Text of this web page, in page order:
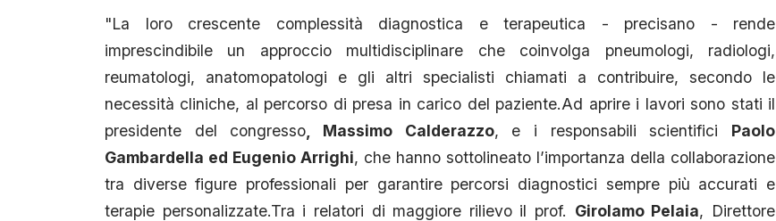
"La loro crescente complessità diagnostica e terapeutica - precisano - rende
imprescindibile un approccio multidisciplinare che coinvolga pneumologi, radiologi,
reumatologi, anatomopatologi e gli altri specialisti chiamati a contribuire, secondo le
necessità cliniche, al percorso di presa in carico del paziente.Ad aprire i lavori sono stati il
presidente del congresso , Massimo Calderazzo, e i responsabili scientifici Paolo
Gambardella ed Eugenio Arrighi, che hanno sottolineato l’importanza della collaborazione
tra diverse figure professionali per garantire percorsi diagnostici sempre più accurati e
terapie personalizzate.Tra i relatori di maggiore rilievo il prof. Girolamo Pelaia, Direttore